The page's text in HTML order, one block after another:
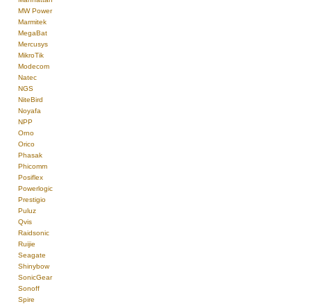
MW Power
Marmitek
MegaBat
Mercusys
MikroTik
Modecom
Natec
NGS
NiteBird
Noyafa
NPP
Orno
Orico
Phasak
Phicomm
Posiflex
Powerlogic
Prestigio
Puluz
Qvis
Raidsonic
Ruijie
Seagate
Shinybow
SonicGear
Sonoff
Spire